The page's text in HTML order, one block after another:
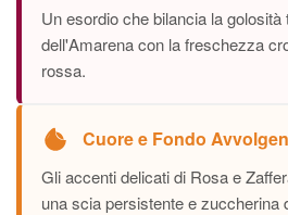
Un esordio che bilancia la
dell'Amarena con la freschezza
rossa.
Cuore e Fondo
Gli accenti delicati di Rosa e
una scia persistente e zuccherina